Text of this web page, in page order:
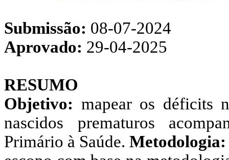
Submissão: 08-07-2024
Aprovado: 29-04-2025
RESUMO
Objetivo: mapear os déficits
nascidos prematuros
Primário à Saúde.